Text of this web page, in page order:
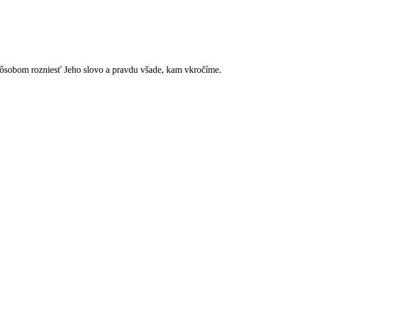
rozniesť Jeho slovo a pravdu všade, kam vkročíme.